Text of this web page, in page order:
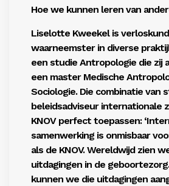
Hoe we kunnen leren van
Liselotte Kweekel is
waarneemster in diverse
een studie Antropologie die zij
een master Medische
Sociologie. Die combinatie van
beleidsadviseur internationale
KNOV perfect toepassen:
samenwerking is onmisbaar
als de KNOV. Wereldwijd zien
uitdagingen in de
kunnen we die uitdagingen